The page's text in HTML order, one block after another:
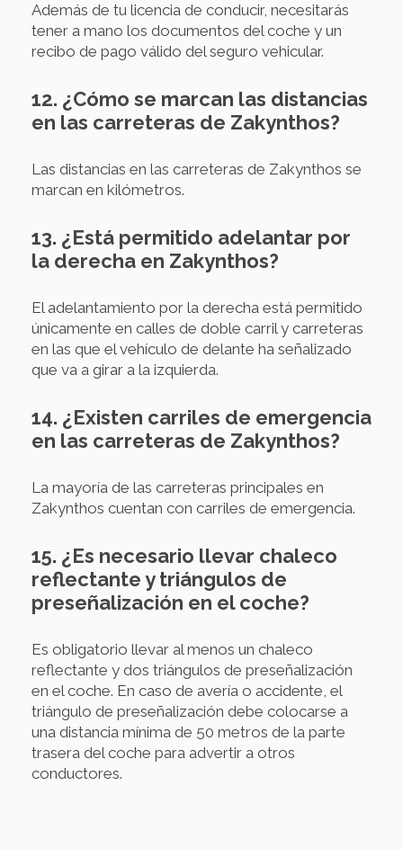
Además de tu licencia de conducir, necesitarás
tener a mano los documentos del coche y un
recibo de pago válido del seguro vehicular.
12. ¿Cómo se marcan las distancias
en las carreteras de Zakynthos?
Las distancias en las carreteras de Zakynthos se
marcan en kilómetros.
13. ¿Está permitido adelantar por
la derecha en Zakynthos?
El adelantamiento por la derecha está permitido
únicamente en calles de doble carril y carreteras
en las que el vehículo de delante ha señalizado
que va a girar a la izquierda.
14. ¿Existen carriles de emergencia
en las carreteras de Zakynthos?
La mayoría de las carreteras principales en
Zakynthos cuentan con carriles de emergencia.
15. ¿Es necesario llevar chaleco
reflectante y triángulos de
preseñalización en el coche?
Es obligatorio llevar al menos un chaleco
reflectante y dos triángulos de preseñalización
en el coche. En caso de avería o accidente, el
triángulo de preseñalización debe colocarse a
una distancia mínima de 50 metros de la parte
trasera del coche para advertir a otros
conductores.